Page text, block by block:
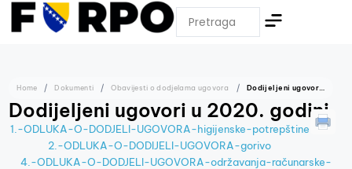
Home Dokumenti Obavijesti o dodjelama ugovora
Dodijeljeni ugovori u 2020. godini
1.-ODLUKA-O-DODJELI-UGOVORA-higijenske-potrepštine
2.-ODLUKA-O-DODIJELI-UGOVORA-gorivo
4.-ODLUKA-O-DODJELI-UGOVORA-održavanja-računarske-